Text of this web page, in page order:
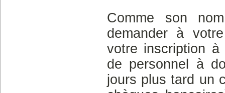
Comme son
demander à
votre inscription à
de personnel à
jours plus tard un